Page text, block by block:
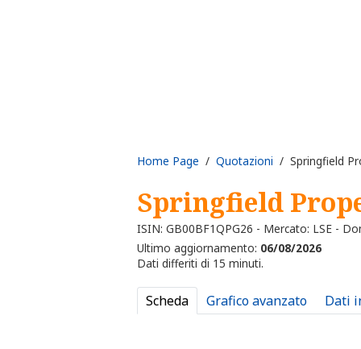
Home Page / Quotazioni / Springfield
Springfield
ISIN: GB00BF1QPG26 - Mercato: LSE -
Ultimo aggiornamento: 06/08/2026
Dati differiti di 15 minuti.
Scheda Grafico avanzato Dati